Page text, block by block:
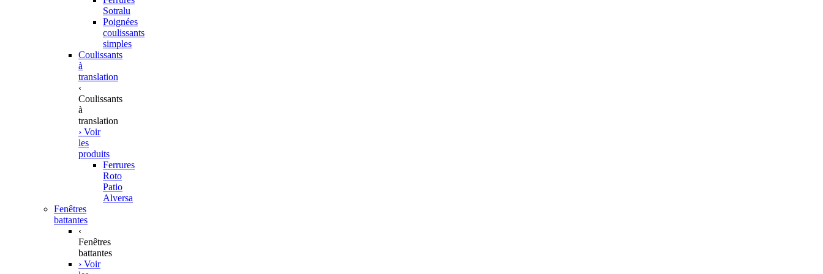
Sotralu
Poignées
coulissants
simples
Coulissants
à
translation
‹
Coulissants
à
translation
› Voir
les
produits
Ferrures
Roto
Patio
Alversa
Fenêtres
battantes
‹
Fenêtres
battantes
› Voir